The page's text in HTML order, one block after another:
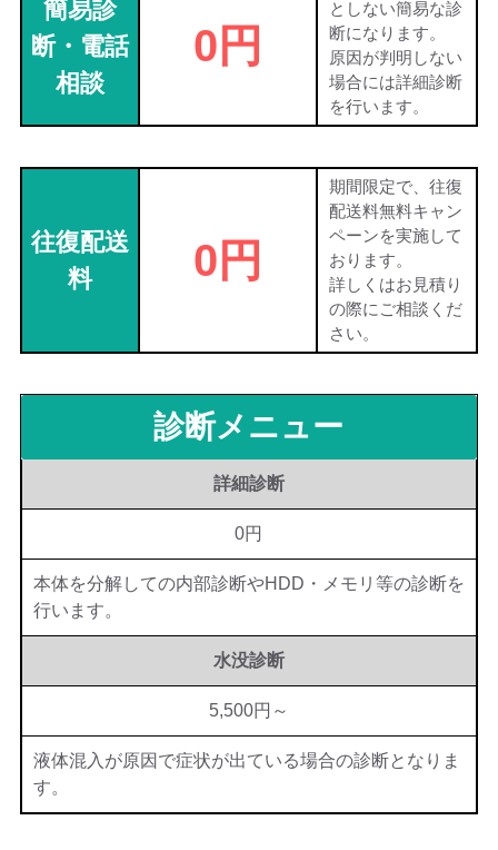
簡易診
断・電話
相談
0円
としない簡易な診
断になります。
原因が判明しない
場合には詳細診断
を行います。
往復配送
料
0円
期間限定で、往復
配送料無料キャン
ペーンを実施して
おります。
詳しくはお見積り
の際にご相談くだ
さい。
診断メニュー
詳細診断
0円
本体を分解しての内部診断やHDD・メモリ等の診断を
行います。
水没診断
5,500円～
液体混入が原因で症状が出ている場合の診断となりま
す。